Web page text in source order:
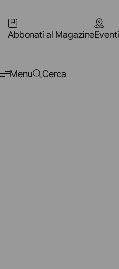
Abbonati al MagazineEventi
Menu Cerca